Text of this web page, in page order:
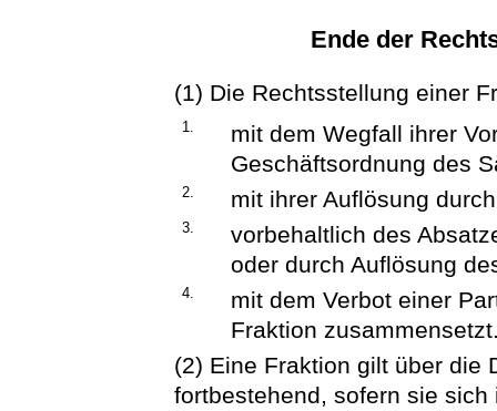
Ende der
(1) Die Rechtsstellung einer
1.
mit dem Wegfall ihrer
Geschäftsordnung des
2. mit ihrer Auflösung
3.
vorbehaltlich des
oder durch Auflösung
4.
mit dem Verbot einer
Fraktion
(2) Eine Fraktion gilt über die
fortbestehend, sofern sie